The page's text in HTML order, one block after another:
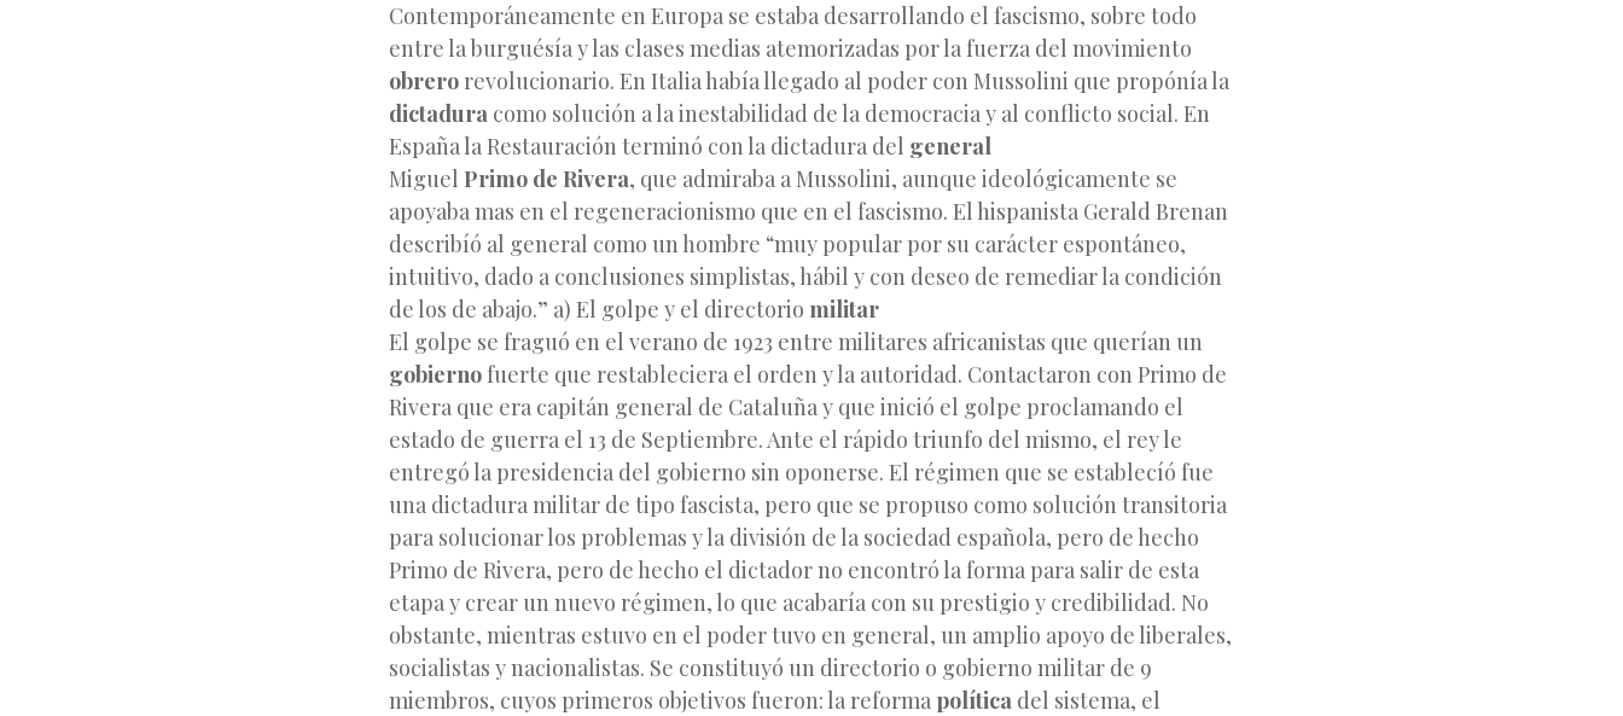
Contemporáneamente en Europa se estaba desarrollando el fascismo, sobre todo
entre la burguésía y las clases medias atemorizadas por la fuerza del movimiento
obrero revolucionario. En Italia había llegado al poder con Mussolini que propónía la
dictadura como solución a la inestabilidad de la democracia y al conflicto social. En
España la Restauración terminó con la dictadura del general
Miguel Primo de Rivera, que admiraba a Mussolini, aunque ideológicamente se
apoyaba mas en el regeneracionismo que en el fascismo. El hispanista Gerald Brenan
describíó al general como un hombre “muy popular por su carácter espontáneo,
intuitivo, dado a conclusiones simplistas, hábil y con deseo de remediar la condición
de los de abajo.” a) El golpe y el directorio militar
El golpe se fraguó en el verano de 1923 entre militares africanistas que querían un
gobiernofuerte que restableciera el orden y la autoridad. Contactaron con Primo de
Rivera que era capitán general de Cataluña y que inició el golpe proclamando el
estado de guerra el 13 de Septiembre. Ante el rápido triunfo del mismo, el rey le
entregó la presidencia del gobierno sin oponerse. El régimen que se establecíó fue
una dictadura militar de tipo fascista, pero que se propuso como solución transitoria
para solucionar los problemas y la división de la sociedad española, pero de hecho
Primo de Rivera, pero de hecho el dictador no encontró la forma para salir de esta
etapa y crear un nuevo régimen, lo que acabaría con su prestigio y credibilidad. No
obstante, mientras estuvo en el poder tuvo en general, un amplio apoyo de liberales,
socialistas y nacionalistas. Se constituyó un directorio o gobierno militar de 9
miembros, cuyos primeros objetivos fueron: la reforma política del sistema, el